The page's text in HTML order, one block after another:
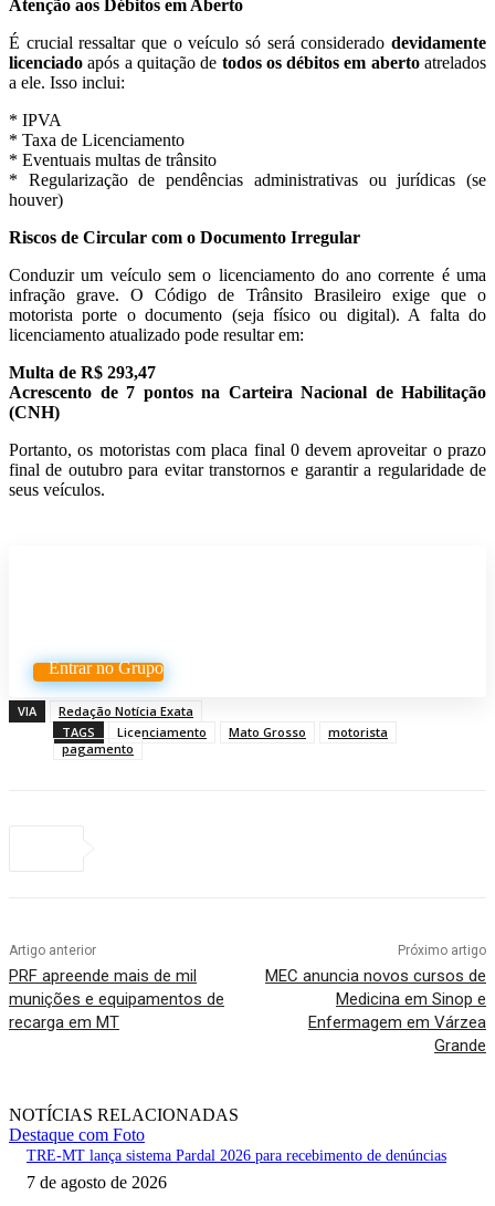
Atenção aos Débitos em Aberto
É crucial ressaltar que o veículo só será considerado devidamente
licenciado após a quitação de todos os débitos em abertoatrelados
a ele. Isso inclui:
* IPVA
* Taxa de Licenciamento
* Eventuais multas de trânsito
* Regularização de pendências administrativas ou jurídicas (se
houver)
Riscos de Circular com o Documento Irregular
Conduzir um veículo sem o licenciamento do ano corrente é uma
infração grave. O Código de Trânsito Brasileiro exige que o
motorista porte o documento (seja físico ou digital). A falta do
licenciamento atualizado pode resultar em:
Multa de R$ 293,47
Acrescento de 7 pontos na Carteira Nacional de Habilitação
(CNH)
Portanto, os motoristas com placa final 0 devem aproveitar o prazo
final de outubro para evitar transtornos e garantir a regularidade de
seus veículos.
Entrar no Grupo
VIA
Redação Notícia Exata
TAGS
Licenciamento Mato Grosso
motorista
pagamento
Artigo anterior
PRF apreende mais de mil
munições e equipamentos de
recarga em MT
Próximo artigo
MEC anuncia novos cursos de
Medicina em Sinop e
Enfermagem em Várzea
Grande
NOTÍCIAS RELACIONADAS
Destaque com Foto
TRE-MT lança sistema Pardal 2026 para recebimento de denúncias
7 de agosto de 2026